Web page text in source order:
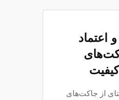
اعتماد
از جاکت‌های